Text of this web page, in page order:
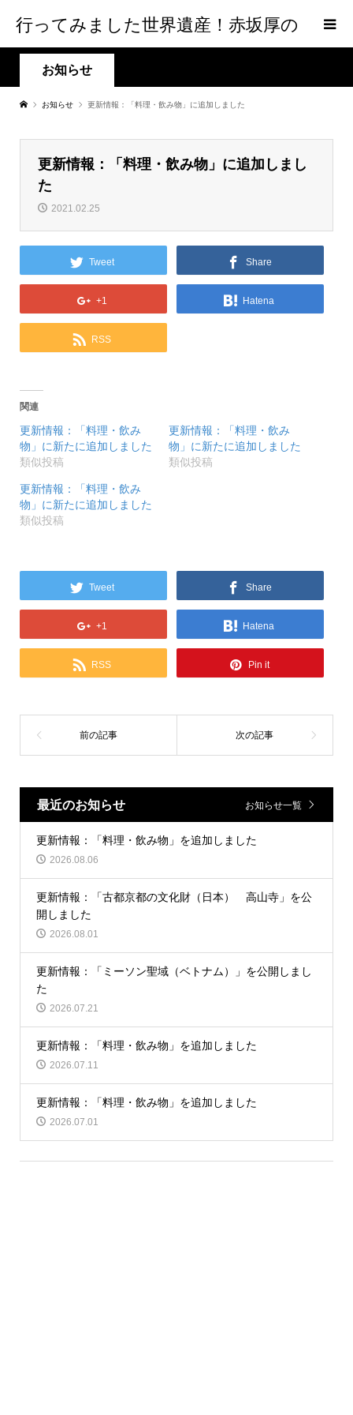
行ってみました世界遺産！赤坂厚の
world Heritage
お知らせ
お知らせ 更新情報：「料理・飲み物」に追加しました
更新情報：「料理・飲み物」に追加しまし
た
2021.02.25
Tweet Share
+1 Hatena
RSS
関連
更新情報：「料理・飲み
物」に新たに追加しました
類似投稿
更新情報：「料理・飲み
物」に新たに追加しました
類似投稿
更新情報：「料理・飲み
物」に新たに追加しました
類似投稿
Tweet Share
+1 Hatena
RSS Pin it
最近のお知らせ お知らせ一覧
更新情報：「料理・飲み物」を追加しました
2026.08.06
更新情報：「古都京都の文化財（日本） 高山寺」を公
開しました
2026.08.01
更新情報：「ミーソン聖域（ベトナム）」を公開しまし
た
2026.07.21
更新情報：「料理・飲み物」を追加しました
2026.07.11
更新情報：「料理・飲み物」を追加しました
2026.07.01